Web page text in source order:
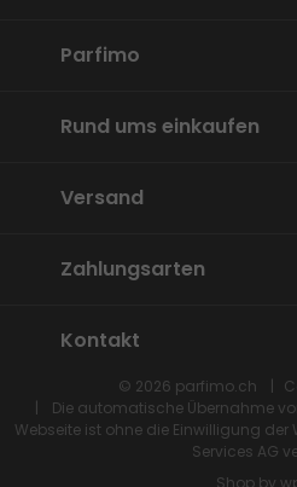
Parfimo
Rund ums einkaufen
Versand
Zahlungsarten
Kontakt
© 2026 parfimo.ch
Die automatische Übernahme
Webseite ist ohne die Einwilligung der
Services AG